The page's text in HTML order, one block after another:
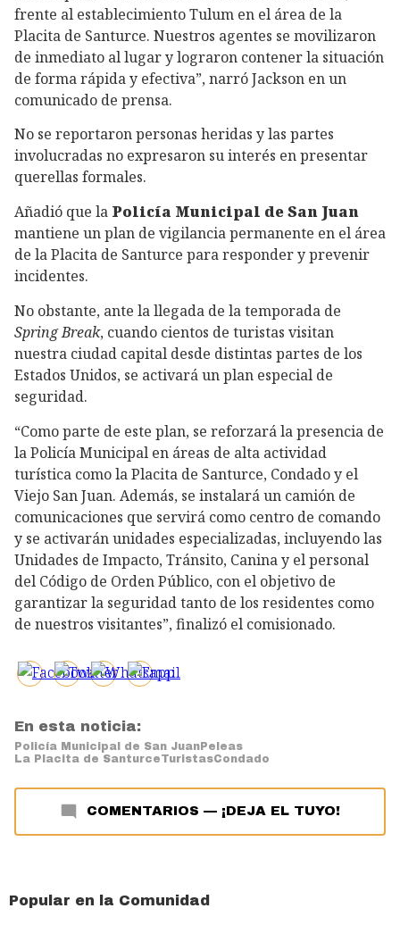
frente al establecimiento Tulum en el área de la
Placita de Santurce. Nuestros agentes se movilizaron
de inmediato al lugar y lograron contener la situación
de forma rápida y efectiva”, narró Jackson en un
comunicado de prensa.
No se reportaron personas heridas y las partes
involucradas no expresaron su interés en presentar
querellas formales.
Añadió que la Policía Municipal de San Juan
mantiene un plan de vigilancia permanente en el área
de la Placita de Santurce para responder y prevenir
incidentes.
No obstante, ante la llegada de la temporada de
Spring Break, cuando cientos de turistas visitan
nuestra ciudad capital desde distintas partes de los
Estados Unidos, se activará un plan especial de
seguridad.
“Como parte de este plan, se reforzará la presencia de
la Policía Municipal en áreas de alta actividad
turística como la Placita de Santurce, Condado y el
Viejo San Juan. Además, se instalará un camión de
comunicaciones que servirá como centro de comando
y se activarán unidades especializadas, incluyendo las
Unidades de Impacto, Tránsito, Canina y el personal
del Código de Orden Público, con el objetivo de
garantizar la seguridad tanto de los residentes como
de nuestros visitantes”, finalizó el comisionado.
En esta noticia:
Policía Municipal de San JuanPeleas
La Placita de SanturceTuristasCondado
COMENTARIOS — ¡DEJA EL TUYO!
Popular en la Comunidad